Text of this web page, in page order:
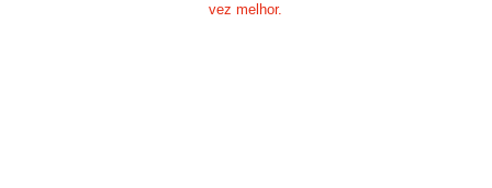
vez melhor.